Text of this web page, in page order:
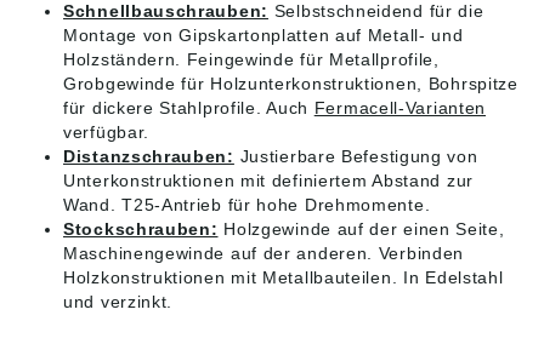
Schnellbauschrauben: Selbstschneidend für die
Montage von Gipskartonplatten auf Metall- und
Holzständern. Feingewinde für Metallprofile,
Grobgewinde für Holzunterkonstruktionen, Bohrspitze
für dickere Stahlprofile. Auch Fermacell-Varianten
verfügbar.
Distanzschrauben: Justierbare Befestigung von
Unterkonstruktionen mit definiertem Abstand zur
Wand. T25-Antrieb für hohe Drehmomente.
Stockschrauben: Holzgewinde auf der einen Seite,
Maschinengewinde auf der anderen. Verbinden
Holzkonstruktionen mit Metallbauteilen. In Edelstahl
und verzinkt.